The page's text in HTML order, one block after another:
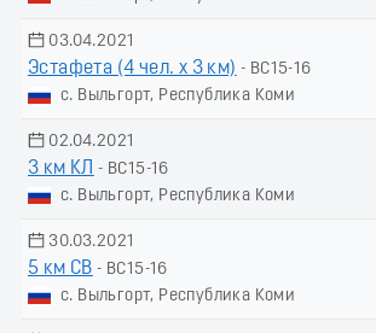
03.04.2021
Эстафета (4 чел. х 3 км) - ВС15-16
с. Выльгорт, Республика Коми
02.04.2021
3 км КЛ
- ВС15-16
с. Выльгорт, Республика Коми
30.03.2021
5 км СВ - ВС15-16
с. Выльгорт, Республика Коми